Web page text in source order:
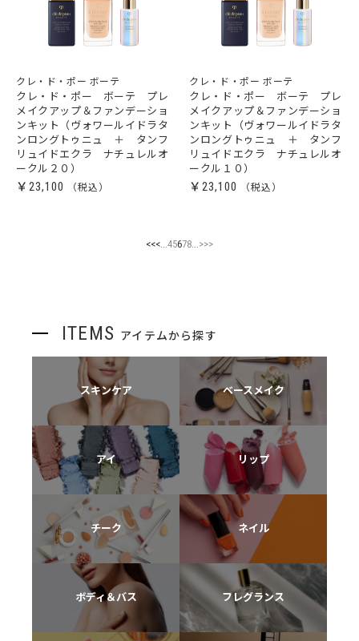
クレ・ド・ポー ボーテ
クレ・ド・ポー ボーテ プレ
メイクアップ＆ファンデーショ
ンキット（ヴォワールイドラタ
ンロングトゥニュ ＋ タンフ
リュイドエクラ ナチュレルオ
ークル２０）
￥23,100
クレ・ド・ポー ボーテ
クレ・ド・ポー ボーテ プレ
メイクアップ＆ファンデーショ
ンキット（ヴォワールイドラタ
ンロングトゥニュ ＋ タンフ
リュイドエクラ ナチュレルオ
ークル１０）
￥23,100
<<< 45678 >>>
ITEMS アイテムから探す
スキンケア ベースメイク
アイ リップ
チーク ネイル
ボディ＆バス フレグランス